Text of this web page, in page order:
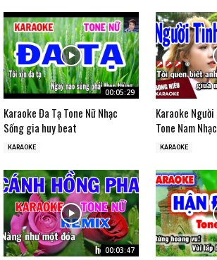
00:05:29
Karaoke Đa Tạ Tone Nữ Nhạc
Sống gia huy beat
KARAOKE
Karaoke
Tone Nam
KARAOKE
00:03:47